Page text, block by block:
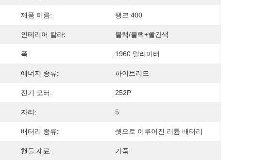
제품 이름: 탱크 400
인테리어 칼라: 블랙/블랙+빨간색
폭: 1960 밀리미터
에너지 종류: 하이브리드
전기 모터: 252P
자리: 5
배터리 종류: 셋으로 이루어진 리튬 배터리
핸들 재료: 가죽